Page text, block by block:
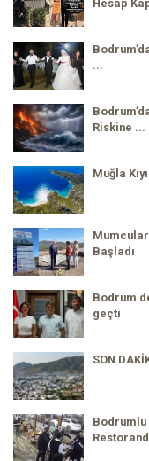
Hesap
...
Riskine ...
Muğla
Başladı
Bodrum
geçti
SON
Bodrumlu